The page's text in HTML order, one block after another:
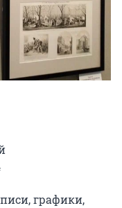
графики,